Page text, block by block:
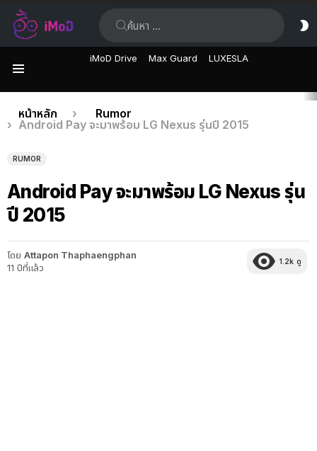
iMoD Drive Max Guard LUXESLA
เรื่อง
ล่าสุด
คุณอยู่ที่นี่:
หน้าหลัก
Rumor
Android Pay จะมาพร้อม LG Nexus รุ่นปี 2015
RUMOR
Android Pay จะมาพร้อม LG Nexus รุ่น
ปี 2015
โดย Attapon Thaphaengphan
11 ปีที่แล้ว
1.2k ดู